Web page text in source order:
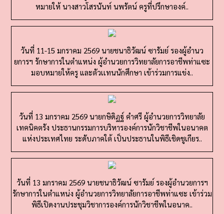
วันที่ 11-15 มกราคม 2569 นายชนาธิวัฒน์ ซารัมย์ รองผู้อำนว
ยการฯ รักษาการในตำแหน่ง ผู้อำนวยการวิทยาลัยการอาชีพท่าแซะ
มอบหมายให้ครู และตัวเเทนนักศึกษา เข้าร่วมการแข่ง..
วันที่ 13 มกราคม 2569 นายกษิดิฏฐ์ คำศรี ผู้อำนวยการวิทยาลัย
เทคนิคตรัง ประธานกรรมการบริหารองค์การนักวิชาชีพในอนาคต
แห่งประเทศไทย ระดับภาคใต้ เป็นประธานในพิธีเชิดชูเกียร..
วันที่ 13 มกราคม 2569 นายชนาธิวัฒน์ ซารัมย์ รองผู้อำนวยการฯ
รักษาการในตำแหน่ง ผู้อำนวยการวิทยาลัยการอาชีพท่าแซะ เข้าร่วม
พิธีเปิดงานประชุมวิชาการองค์การนักวิชาชีพในอนาค..